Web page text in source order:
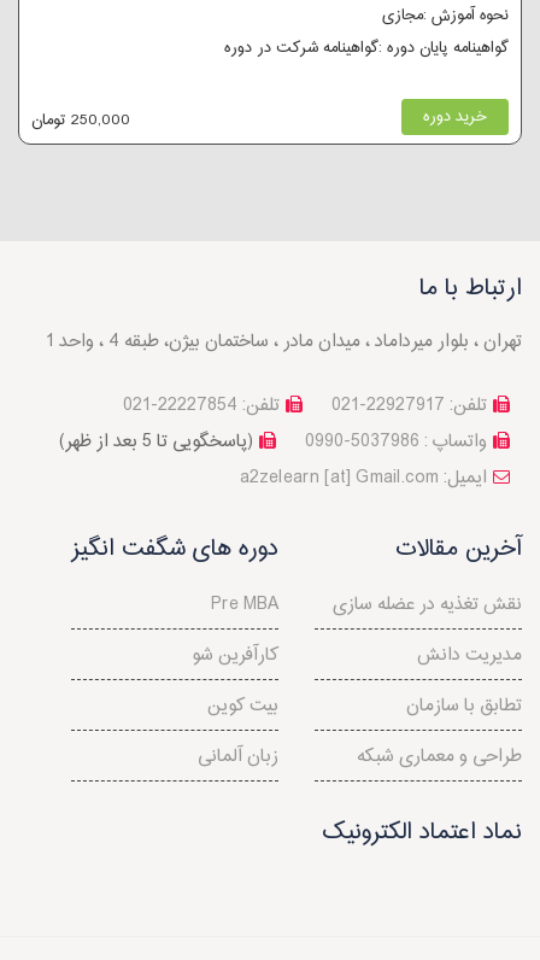
نحوه آموزش :مجازی
گواهینامه پایان دوره :گواهینامه شرکت در دوره
خرید دوره 250,000 تومان
ارتباط با ما
تهران ، بلوار میرداماد ، میدان مادر ، ساختمان بیژن، طبقه 4 ، واحد 1
تلفن: 22227854-021
تلفن: 22927917-021
(پاسخگویی تا 5 بعد از ظهر)
واتساپ : 5037986-0990
a2zelearn [at] Gmail.com :ایمیل
آخرین مقالات
نقش تغذیه در عضله سازی
مدیریت دانش
تطابق با سازمان
طراحی و معماری شبکه
دوره های شگفت انگیز
Pre MBA
کارآفرین شو
بیت کوین
زبان آلمانی
نماد اعتماد الکترونیک